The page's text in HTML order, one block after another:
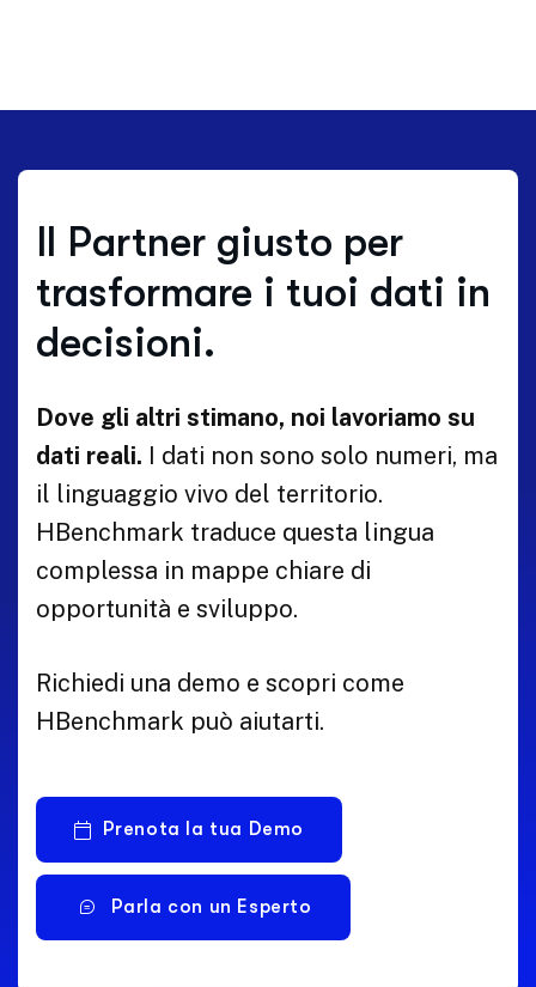
Il Partner giusto per
trasformare i tuoi dati in
decisioni.
Dove gli altri stimano, noi lavoriamo su
dati reali. I dati non sono solo numeri, ma
il linguaggio vivo del territorio.
HBenchmark traduce questa lingua
complessa in mappe chiare di
opportunità e sviluppo.
Richiedi una demo e scopri come
HBenchmark può aiutarti.
Prenota la tua Demo
Parla con un Esperto